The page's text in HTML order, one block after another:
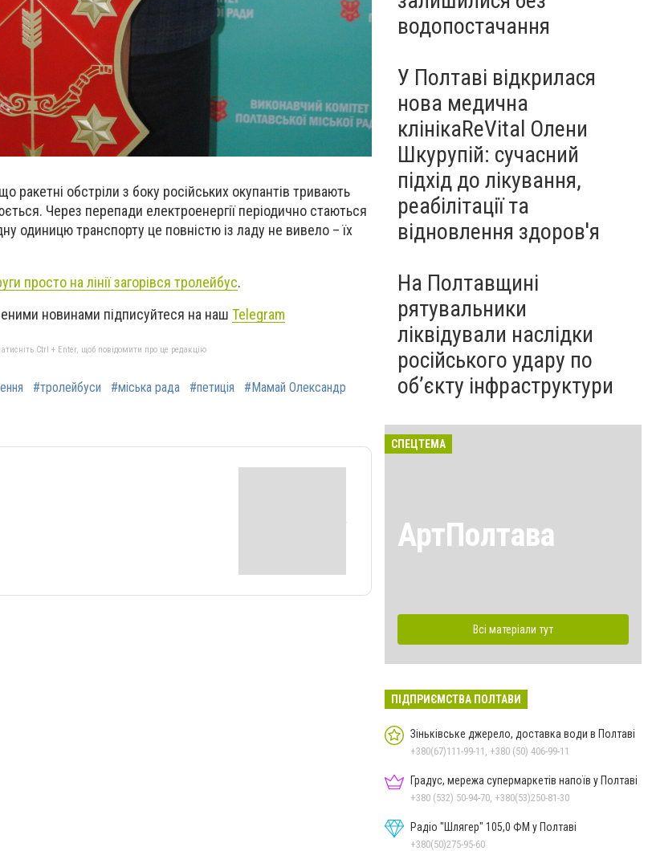
ракетні обстріли з боку російських окупантів тривають
Через перепади електроенергії періодично стаються
одиницю транспорту це повністю із ладу не вивело – їх
просто на лінії загорівся тролейбус.
новинами підписуйтеся на наш Telegram
Ctrl + Enter, щоб повідомити про це редакцію
#тролейбуси #міська рада #петиція
#Мамай Олександр
водопостачання
У Полтаві відкрилася
нова медична
клінікаReVital Олени
Шкурупій: сучасний
підхід до лікування,
реабілітації та
відновлення здоров'я
На Полтавщині
рятувальники
ліквідували наслідки
російського удару по
об’єкту інфраструктури
СПЕЦТЕМА
АртПолтава
Всі матеріали тут
ПІДПРИЄМСТВА ПОЛТАВИ
Зіньківське джерело, доставка води в Полтаві
+380(67)111-99-11, +380 (50) 406-99-11
Градус, мережа супермаркетів напоїв у Полтаві
+380 (532) 50-94-70, +380(53)250-81-30
Радіо "Шлягер" 105,0 ФМ у Полтаві
+380(50)275-95-60